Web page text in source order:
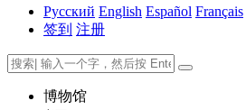
Русский English Español Français
签到 注册
博物馆